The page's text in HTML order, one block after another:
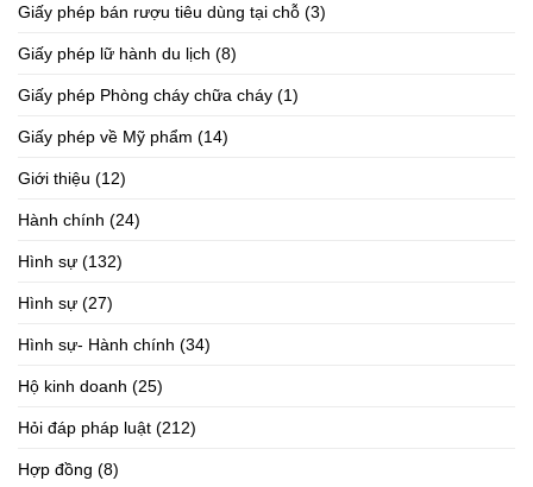
Giấy phép bán rượu tiêu dùng tại chỗ (3)
Giấy phép lữ hành du lịch (8)
Giấy phép Phòng cháy chữa cháy (1)
Giấy phép về Mỹ phẩm (14)
Giới thiệu (12)
Hành chính (24)
Hình sự (132)
Hình sự (27)
Hình sự- Hành chính (34)
Hộ kinh doanh (25)
Hỏi đáp pháp luật (212)
Hợp đồng (8)